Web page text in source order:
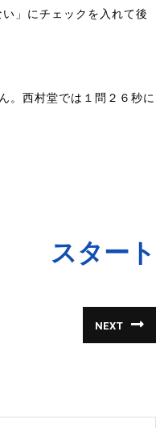
」にチェックを入れて後
。西村堂では１問２６秒に
スタート
NEXT
次
の